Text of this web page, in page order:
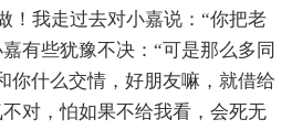
！我走过去对小嘉说：“你把老
有些犹豫不决：“可是那么多同
你什么交情，好朋友嘛，就借给
对，怕如果不给我看，会死无